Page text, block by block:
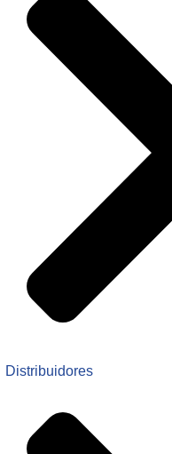
Distribuidores